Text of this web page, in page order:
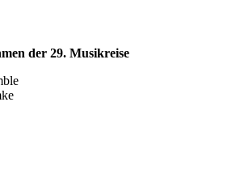
der 29. Musikreise